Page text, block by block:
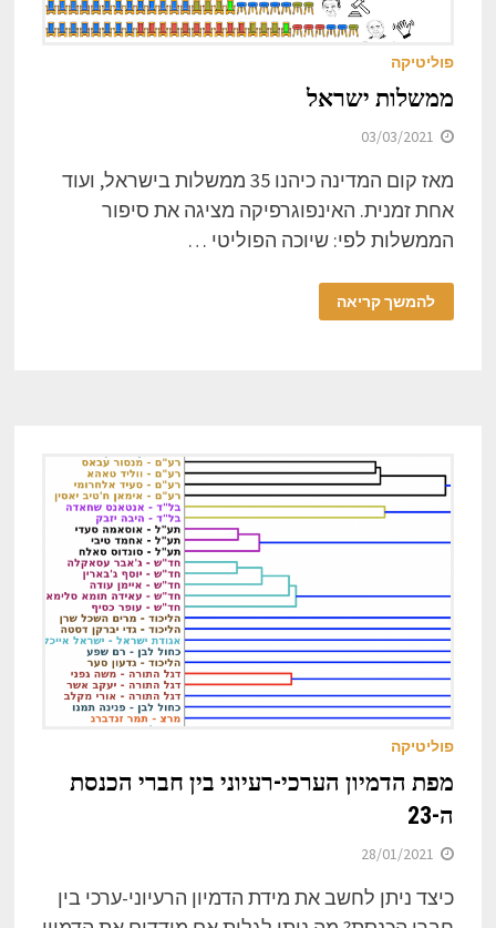
פוליטיקה
ממשלות ישראל
03/03/2021
מאז קום המדינה כיהנו 35 ממשלות בישראל, ועוד
אחת זמנית. האינפוגרפיקה מציגה את סיפור
הממשלות לפי: שיוכה הפוליטי …
להמשך קריאה
פוליטיקה
מפת הדמיון הערכי-רעיוני בין חברי הכנסת
ה-23
28/01/2021
כיצד ניתן לחשב את מידת הדמיון הרעיוני-ערכי בין